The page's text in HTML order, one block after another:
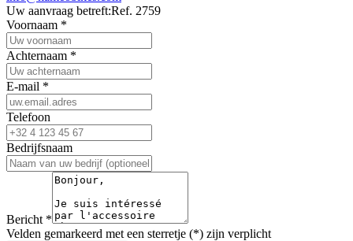
Uw aanvraag betreft:Ref. 2759
Voornaam *
Achternaam *
E-mail *
Telefoon
Bedrijfsnaam
Bericht *
Velden gemarkeerd met een sterretje (*) zijn verplicht